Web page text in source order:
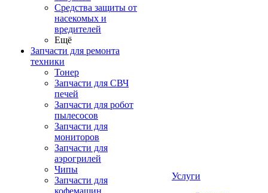
Средства защиты от
насекомых и
вредителей
Ещё
Запчасти для ремонта
техники
Тонер
Запчасти для СВЧ
печей
Запчасти для робот
пылесосов
Запчасти для
мониторов
Запчасти для
аэрогрилей
Чипы
Запчасти для
кофемашин
Услуги